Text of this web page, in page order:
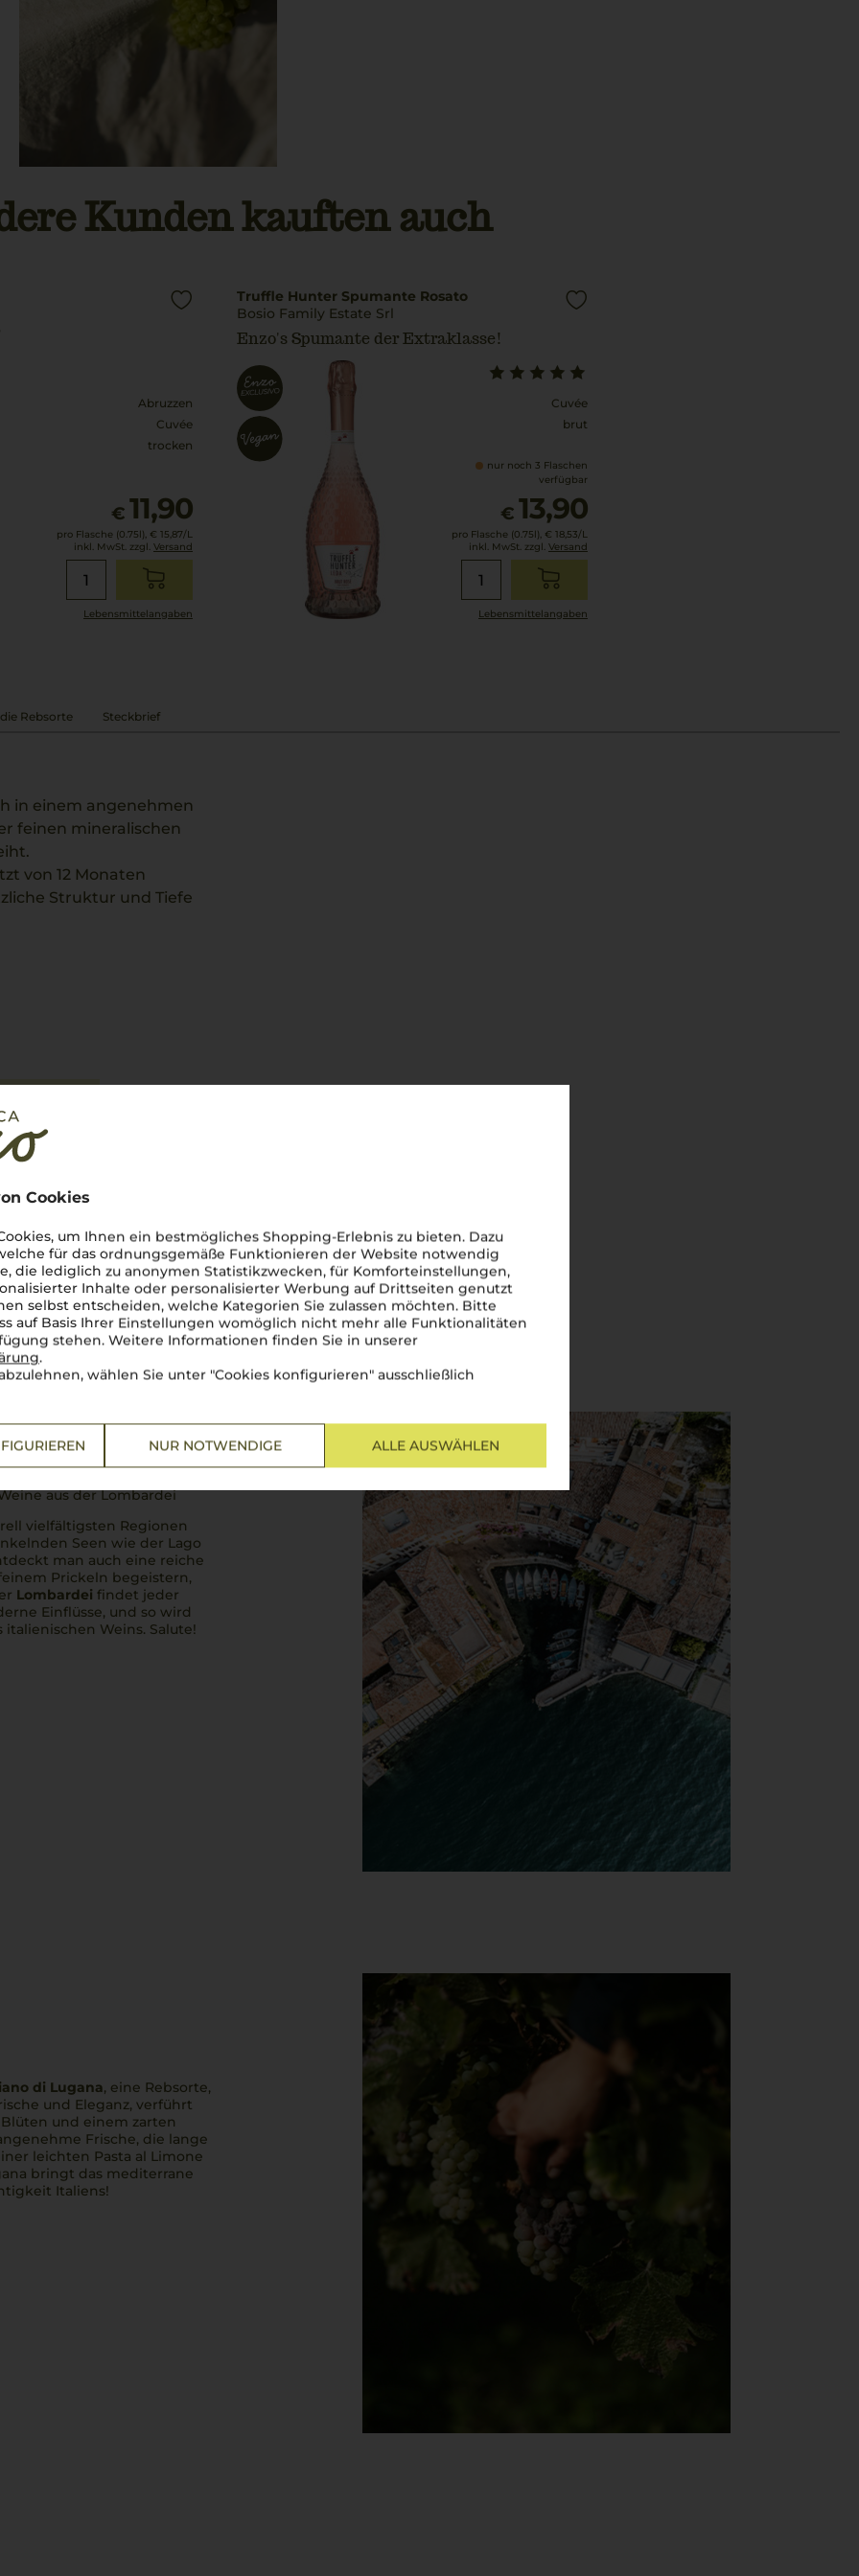
Cookies
um Ihnen ein bestmögliches Shopping-Erlebnis zu bieten. Dazu
für das ordnungsgemäße Funktionieren der Website notwendig
die lediglich zu anonymen Statistikzwecken, für Komforteinstellungen,
Inhalte oder personalisierter Werbung auf Drittseiten genutzt
selbst entscheiden, welche Kategorien Sie zulassen möchten. Bitte
auf Basis Ihrer Einstellungen womöglich nicht mehr alle Funktionalitäten
stehen. Weitere Informationen finden Sie in unserer
.
wählen Sie unter "Cookies konfigurieren" ausschließlich
NUR NOTWENDIGE ALLE AUSWÄHLEN
Kunden kauften auch
Abruzzen
Cuvée
trocken
€ 11,90
pro Flasche (0.75l), € 15,87/L
inkl. MwSt. zzgl. Versand
Lebensmittel­angaben
Truffle Hunter Spumante Rosato
Bosio Family Estate Srl
Enzo's Spumante der Extraklasse!
Cuvée
brut
nur noch 3 Flaschen
verfügbar
€ 13,90
pro Flasche (0.75l), € 18,53/L
inkl. MwSt. zzgl. Versand
Lebensmittel­angaben
Rebsorte Steckbrief
in einem angenehmen
feinen mineralischen
von 12 Monaten
Struktur und Tiefe
wider und passt gut
aus der Lombardei
vielfältigsten Regionen
Seen wie der Lago
man auch eine reiche
Prickeln begeistern,
Lombardei findet jeder
Einflüsse, und so wird
italienischen Weins. Salute!
di Lugana, eine Rebsorte,
und Eleganz, verführt
und einem zarten
Frische, die lange
leichten Pasta al Limone
bringt das mediterrane
Italiens!